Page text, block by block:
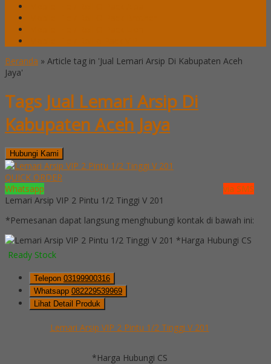
Beranda » Article tag in 'Jual Lemari Arsip Di Kabupaten Aceh
Jaya'
Tags Jual Lemari Arsip Di
Kabupaten Aceh Jaya
Hubungi Kami
QUICK ORDER
Whatsapp
via SMS
Lemari Arsip VIP 2 Pintu 1/2 Tinggi V 201
*Pemesanan dapat langsung menghubungi kontak di bawah ini:
*Harga Hubungi CS
Ready Stock
Telepon 03199900316
Whatsapp 082229539969
Lihat Detail Produk
Lemari Arsip VIP 2 Pintu 1/2 Tinggi V 201
*Harga Hubungi CS